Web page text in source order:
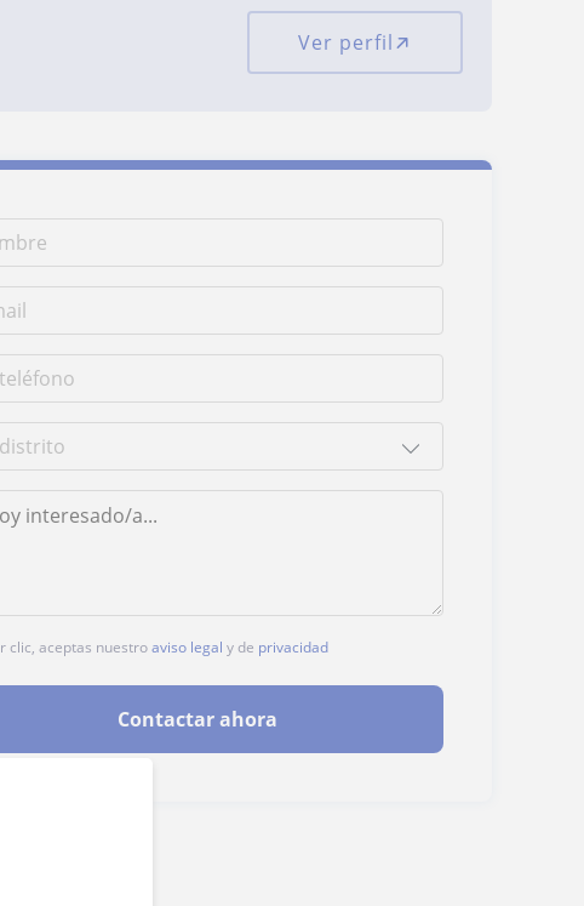
Ver perfil
clic, aceptas nuestroaviso legal y de privacidad
Contactar ahora